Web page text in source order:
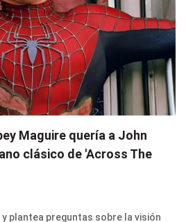
Maguire quería a John
clásico de 'Across The